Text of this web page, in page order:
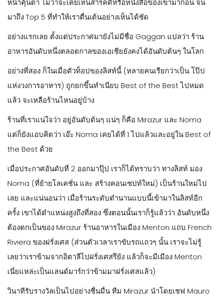
หน้าคุ้นตา ไม่ว่าจะเคยเห็นสารคดีหรือหนังสือของเขามาก่อน จน
มาถึง Top 5 ที่ทำให้เราตื่นเต้นอย่างเห็นได้ชัด
อย่างแรกเลย ตั้งแต่ประกาศมายังไม่มีชื่อ Gaggan แปลว่า ร้าน
อาหารอันดับหนึ่งตลอดกาลของเอเชียยังคงได้อันดับต้นๆ ในโลก
อย่างที่สอง ก็ในเมื่อตัวท็อปของลิสท์นี้ (หลายคนเรียกว่าเป็น โป๊ป
แห่งวงการอาหาร) ถูกยกขึ้นทำเนียบ Best of the Best ไปหมด
แล้ว จะเหลือร้านไหนอยู่บ้าง
ร้านที่เราแน่ใจว่า อยู่อันดับต้นๆ แน่ๆ ก็คือ Mirazur และ Noma
แต่ก็ยังแอบคิดว่า เอ๊ะ Noma เคยได้ที่ 1 ไปแล้วและอยู่ใน Best of
the Best ด้วย
เมื่อประกาศอันดับที่ 2 ออกมาปุ๊ป เราก็ได้ทราบว่า ทางลิสท์ มอง
Noma (ที่ย้ายโลเคชั่น และ สร้างคอนเซปท์ใหม่) เป็นร้านใหม่ไป
เลย และแน่นอนว่า เมื่อร้านระดับตำนานแบบนี้เข้ามาในลิสท์อีก
ครั้ง เขาได้ตำแหน่งสูงถึงที่สอง ซึ่งตอนนั้นเราก็รู้แล้วว่า อันดับหนึ่ง
ต้องตกเป็นของ Mirazur ร้านอาหารในเมือง Menton แถบ French
Riviera ของฝรั่งเศส (ส่วนตัวเวลาเราขับรถแถวๆ นั้น เราจะไม่รู้
เลยว่าเราข้ามจากอิตาลีไปฝรั่งเศสรึยัง แล้วก็จะมีเมือง Menton
เนี่ยแหล่ะเป็นแลนด์มาร์กว่าข้ามมาฝรั่งเศสแล้ว)
วินาทีรับรางวัลเป็นไปอย่างชื่นมื่น ทีม Mirazur นำโดยเชฟ Mauro